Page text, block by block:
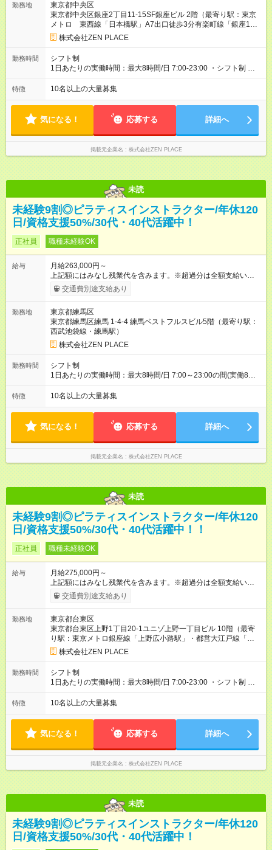
900円含む)※試用期間３ヶ月あり（給与/労働時要件は同条件）
<年収例> ■理学療法士（PT）出身入社年数：5年目 年代：30代
前半 年収：約5，756，000円（＝基本給×12か月＋賞与） 備
考：PT資格を活かし、コース開発・プロダクト開発へ貢献 ■OL
出身 入社年数：5年目 年収：約5，560，000円（＝基本給×12か
月＋賞与） 備考：翻訳業務など、グローバル事業への貢献手当
を含む ■研修担当＋リーダー職 入社年数：15年目 年収：約11，
コース開発の担当として貢献手当を含む 【試用期間】試用期間
あり 試用期間の長さ：3ヶ月 雇用形態、給与は本採用時と同じ
です。
勤務地
東京都中央区
東京都中央区銀座2丁目11-15SF銀座ビル 2階（最寄り駅：東京
メトロ 東西線「日本橋駅」A7出口徒歩3分有楽町線「銀座1丁
目駅」10番出口 徒歩1分東京メトロ日比谷線「東銀座駅」5番出
口徒歩1分＊全国にスタジオがあります！転勤あり全国勤務型の
募集です）
株式会社ZEN PLACE
勤務時間
シフト制
1日あたりの実働時間：最大8時間/日 7:00-23:00 ・シフト制 ※週
の勤務時間は40時間 ※実働8時間（休憩1時間）
特徴 10名以上の大量募集
気になる！ 応募する 詳細へ
掲載元企業名 株式会社ZEN PLACE
未読
未経験9割◎ピラティスインストラクター/年休120
日/資格支援50%/30代・40代活躍中！
正社員 職種未経験OK
給与
月給263,000円～
上記額にはみなし残業代を含みます。※超過分は全額支給いたし
ます。 みなし残業代 49,200円／月 みなし残業時間 30時間／月
上記額にはみなし残業代を含みます。（超過分は全額支給しま
す！ 全国勤務の場合：月給275，000円～(みなし残業代30時間
48，900円含む)※試用期間３ヶ月あり（給与/労働時要件は同条
件） <年収例> ■理学療法士（PT）出身入社年数：5年目 年代：
30代前半 年収：約5，756，000円（＝基本給×12か月＋賞与）
備考：PT資格を活かし、コース開発・プロダクト開発へ貢献
■OL出身 入社年数：5年目 年収：約5，560，000円（＝基本給
×12か月＋賞与） 備考：翻訳業務など、グローバル事業への貢
約11，340，000円（＝基本給×12か月＋賞与） 備考：新人研
修・養成コース開発の担当として貢献手当を含む 【試用期間】
試用期間あり 試用期間の長さ：3ヶ月 雇用形態、給与は本採用
時と同じです。
交通費別途支給あり
勤務地
東京都練馬区
東京都練馬区練馬 1-4-4 練馬ベストフルスビル5階（最寄り駅：
西武池袋線・練馬駅）
株式会社ZEN PLACE
勤務時間
シフト制
1日あたりの実働時間：最大8時間/日 7:00～23:00の間(実働8時
間/休憩1時間) 月～日曜のうち週5日勤務、シフト制 ※週の勤務
時間は40時間
特徴 10名以上の大量募集
気になる！ 応募する 詳細へ
掲載元企業名 株式会社ZEN PLACE
未読
未経験9割◎ピラティスインストラクター/年休120
日/資格支援50%/30代・40代活躍中！！
正社員 職種未経験OK
給与
月給275,000円～
上記額にはみなし残業代を含みます。※超過分は全額支給いたし
ます。 みなし残業代 48,900円／月 みなし残業時間 30時間／月
上記額にはみなし残業代を含みます。（超過分は全額支給しま
900円含む)※試用期間３ヶ月あり（給与/労働時要件は同条件）
<年収例> ■理学療法士（PT）出身入社年数：5年目 年代：30代
前半 年収：約5，756，000円（＝基本給×12か月＋賞与） 備
考：PT資格を活かし、コース開発・プロダクト開発へ貢献 ■OL
出身 入社年数：5年目 年収：約5，560，000円（＝基本給×12か
月＋賞与） 備考：翻訳業務など、グローバル事業への貢献手当
を含む ■研修担当＋リーダー職 入社年数：15年目 年収：約11，
コース開発の担当として貢献手当を含む 【試用期間】試用期間
あり 試用期間の長さ：3ヶ月 雇用形態、給与は本採用時と同じ
です。
交通費別途支給あり
勤務地
東京都台東区
東京都台東区上野1丁目20-1ユニゾ上野一丁目ビル 10階（最寄
り駅：東京メトロ銀座線「上野広小路駅」・都営大江戸線「上
野御徒町駅」A4出口徒歩1分都営浅草線「浅草駅」A2a出口 徒歩
1分東京メトロ千代田線「千駄木駅」1番出口徒歩2分JR山手線
「駒込駅」東口徒歩4分東京メトロ丸ノ内線「本郷三丁目駅」2
番出口徒歩3分＊全国にスタジオがあります！転勤あり全国勤務
型の募集です）
株式会社ZEN PLACE
勤務時間
シフト制
1日あたりの実働時間：最大8時間/日 7:00-23:00 ・シフト制 ※週
の勤務時間は40時間 ※実働8時間（休憩1時間）
特徴 10名以上の大量募集
気になる！ 応募する 詳細へ
掲載元企業名 株式会社ZEN PLACE
未読
未経験9割◎ピラティスインストラクター/年休120
日/資格支援50%/30代・40代活躍中！